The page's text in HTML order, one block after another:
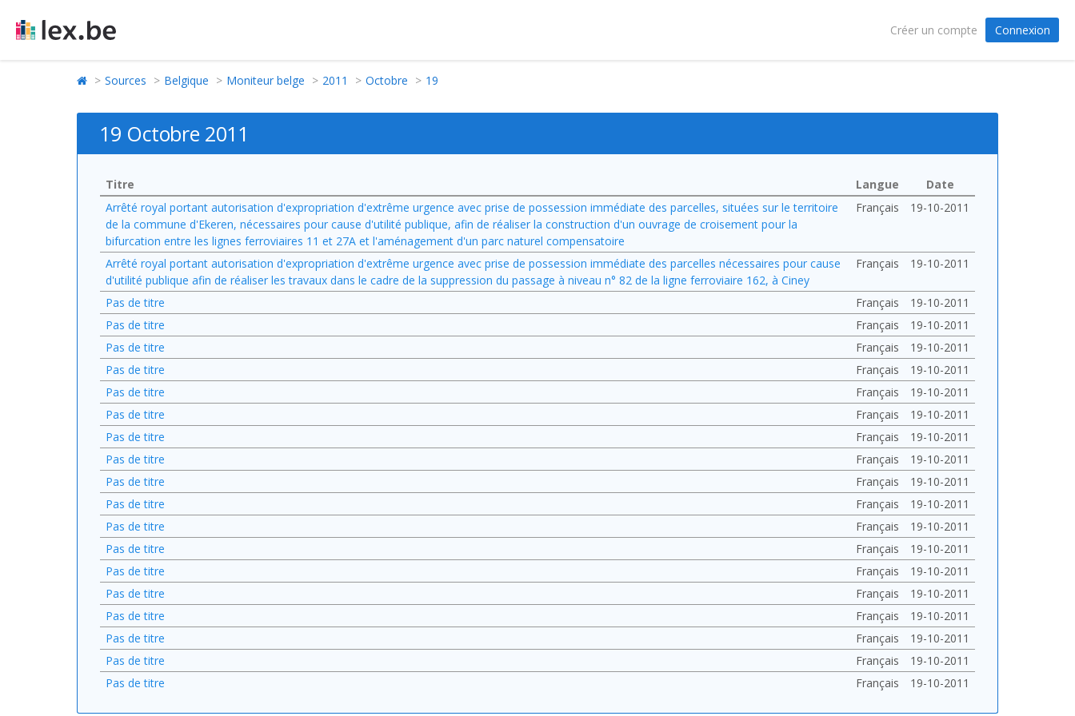
Créer un compte Connexion
Sources Belgique Moniteur belge 2011 Octobre 19
19 Octobre 2011
Titre Langue
Date
Arrêté royal portant autorisation d'expropriation d'extrême urgence avec prise de possession immédiate des parcelles, situées sur le territoire
de la commune d'Ekeren, nécessaires pour cause d'utilité publique, afin de réaliser la construction d'un ouvrage de croisement pour la
bifurcation entre les lignes ferroviaires 11 et 27A et l'aménagement d'un parc naturel compensatoire
Français 19-10-2011
Arrêté royal portant autorisation d'expropriation d'extrême urgence avec prise de possession immédiate des parcelles nécessaires pour cause
d'utilité publique afin de réaliser les travaux dans le cadre de la suppression du passage à niveau n° 82 de la ligne ferroviaire 162, à Ciney
Français 19-10-2011
Pas de titre Français
19-10-2011
Pas de titre
Français
19-10-2011
Pas de titre
Français
19-10-2011
Pas de titre
Français
19-10-2011
Pas de titre
Français
19-10-2011
Pas de titre
Français
19-10-2011
Pas de titre
Français
19-10-2011
Pas de titre
Français
19-10-2011
Pas de titre
Français
19-10-2011
Pas de titre
Français
19-10-2011
Pas de titre
Français
19-10-2011
Pas de titre
Français
19-10-2011
Pas de titre
Français
19-10-2011
Pas de titre
Français
19-10-2011
Pas de titre
Français
19-10-2011
Pas de titre
Français
19-10-2011
Pas de titre
Français
19-10-2011
Pas de titre
Français 19-10-2011